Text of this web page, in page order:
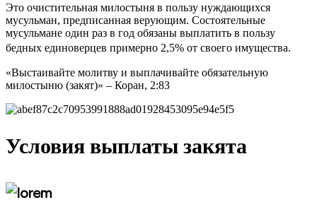
Это очистительная милостыня в пользу нуждающихся
мусульман, предписанная верующим. Состоятельные
мусульмане один раз в год обязаны выплатить в пользу
бедных единоверцев примерно 2,5% от своего имущества.
«Выстаивайте молитву и выплачивайте обязательную
милостыню (закят)» – Коран, 2:83
Условия выплаты закята